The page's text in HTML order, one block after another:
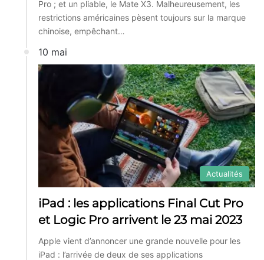
Pro ; et un pliable, le Mate X3. Malheureusement, les
restrictions américaines pèsent toujours sur la marque
chinoise, empêchant…
10 mai
Actualités
iPad : les applications Final Cut Pro
et Logic Pro arrivent le 23 mai 2023
Apple vient d’annoncer une grande nouvelle pour les
iPad : l’arrivée de deux de ses applications